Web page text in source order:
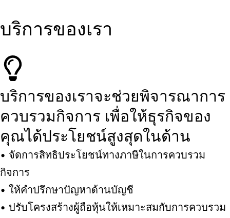
บริการของเรา
บริการของเราจะช่วยพิจารณาการ
ควบรวมกิจการ เพื่อให้ธุรกิจของ
คุณได้ประโยชน์สูงสุดในด้าน
• จัดการสิทธิประโยชน์ทางภาษีในการควบรวม
กิจการ
• ให้คำปรึกษาปัญหาด้านบัญชี
• ปรับโครงสร้างผู้ถือหุ้นให้เหมาะสมกับการควบรวม